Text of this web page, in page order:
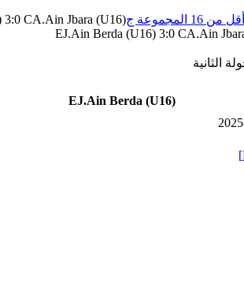
أقل من 16 المجموعة ج
3:0 CA.Ain Jbara (U16)
EJ.Ain Berda (U16) 3:0 CA.Ain
EJ.Ain Berda (U16)